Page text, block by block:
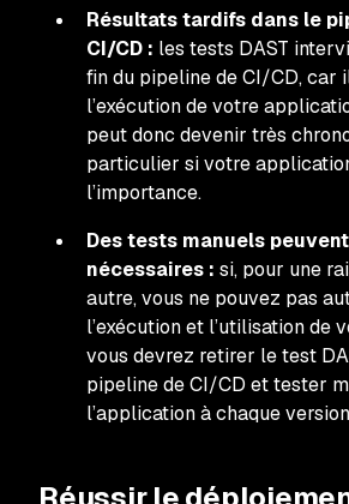
Résultats tardifs dans le
CI/CD : les tests DAST
fin du pipeline de CI/CD, car
l’exécution de votre
peut donc devenir très
particulier si votre
l’importance.
Des tests manuels
nécessaires : si, pour une
autre, vous ne pouvez pas
l’exécution et l’utilisation de
vous devrez retirer le test
pipeline de CI/CD et tester
l’application à chaque